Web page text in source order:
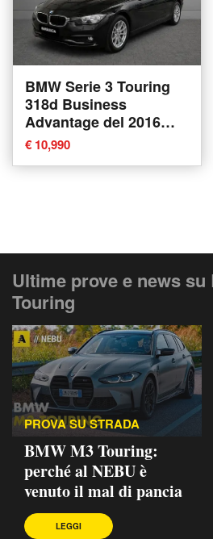
BMW Serie 3 Touring
318d Business
Advantage del 2016
usata a Pescara
€ 10,990
Ultime prove e news su
Touring
PROVA SU STRADA
BMW M3 Touring:
perché al NEBU è
venuto il mal di pancia
LEGGI